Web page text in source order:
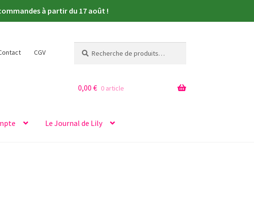
à partir du 17 août !
CGV
pour :
Le Journal de Lily
0,00 € 0 article